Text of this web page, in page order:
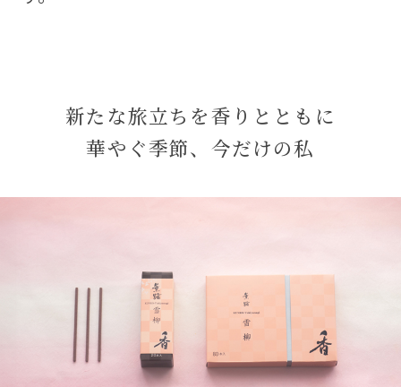
新たな旅立ちを香りとともに
華やぐ季節、今だけの私